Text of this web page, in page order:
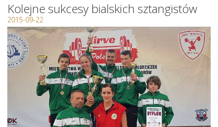
Kolejne sukcesy bialskich sztangistów
2015-09-22